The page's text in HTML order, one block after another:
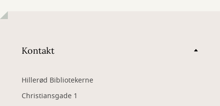
Kontakt
Hillerød Bibliotekerne
Christiansgade 1